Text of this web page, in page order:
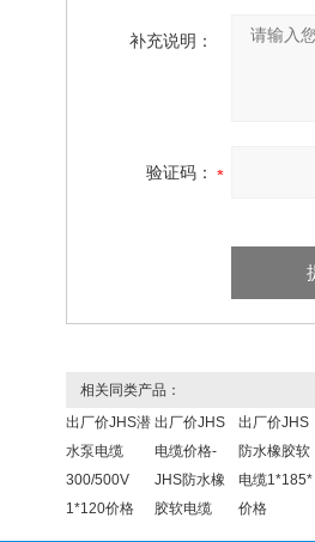
补充说明：
验证码：
相关同类产品：
出厂价JHS潜
水泵电缆
300/500V
1*120价格
出厂价JHS
电缆价格-
JHS防水橡
胶软电缆
出厂价JHS
防水橡胶软
电缆1*185*
价格